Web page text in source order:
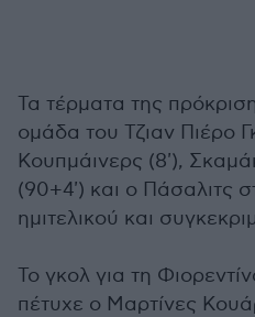
Τα τέρματα της
ομάδα του Τζιαν Πιέρο
Κουπμάινερς (8'),
(90+4') και ο Πάσαλιτς
ημιτελικού και
Το γκολ για τη
πέτυχε ο Μαρτίνες